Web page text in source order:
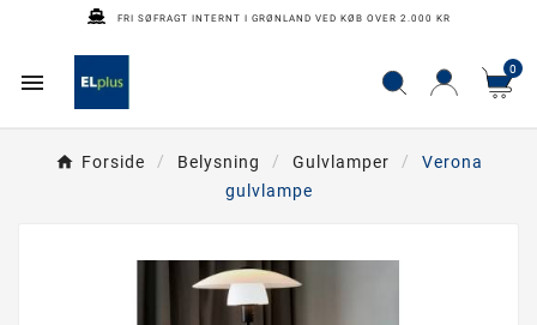
FRI SØFRAGT INTERNT I GRØNLAND VED KØB OVER 2.000 KR
 0
Forside Belysning Gulvlamper
Verona
gulvlampe